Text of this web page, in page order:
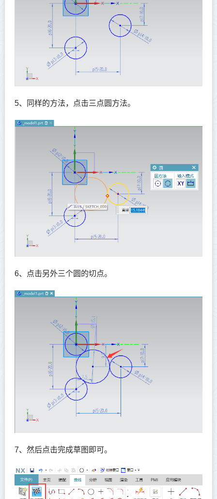
5、同样的方法，点击三点圆方法。
6、点击另外三个圆的切点。
7、然后点击完成草图即可。